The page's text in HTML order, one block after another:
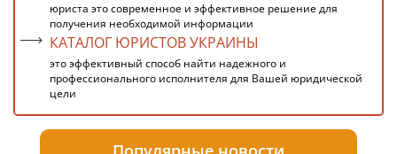
юриста это современное и эффективное решение для
получения необходимой информации
КАТАЛОГ ЮРИСТОВ УКРАИНЫ
это эффективный способ найти надежного и
профессионального исполнителя для Вашей юридической
цели